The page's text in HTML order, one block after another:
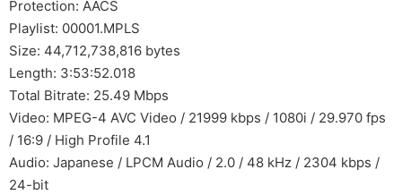
Protection: AACS
Playlist: 00001.MPLS
Size: 44,712,738,816 bytes
Length: 3:53:52.018
Total Bitrate: 25.49 Mbps
Video: MPEG-4 AVC Video / 21999 kbps / 1080i / 29.970 fps
/ 16:9 / High Profile 4.1
Audio: Japanese / LPCM Audio / 2.0 / 48 kHz / 2304 kbps /
24-bit